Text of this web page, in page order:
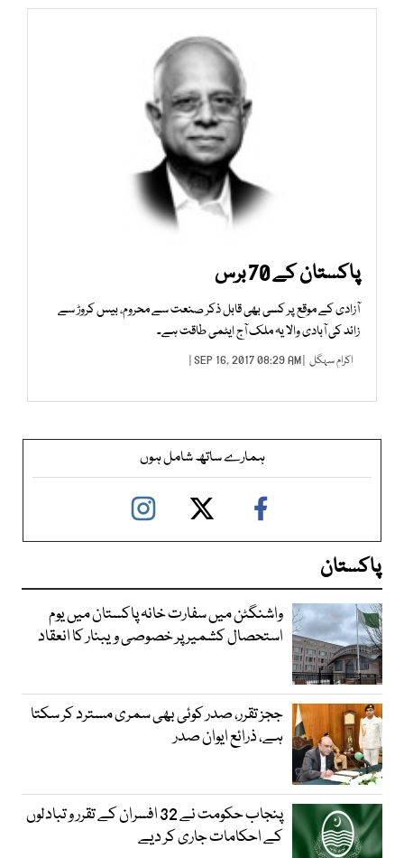
پاکستان کے 70 برس
آزادی کے موقع پر کسی بھی قابل ذکر صنعت سے محروم، بیس کروڑ سے
زائد کی آبادی والا یہ ملک آج ایٹمی طاقت ہے۔
اکرام سہگل | SEP 16, 2017 08:29 AM |
ہمارے ساتھ شامل ہوں
پاکستان
واشنگٹن میں سفارت خانہ پاکستان میں یوم
استحصال کشمیر پر خصوصی ویبنار کا انعقاد
ججز تقرر، صدر کوئی بھی سمری مسترد کر سکتا
ہے، ذرائع ایوان صدر
پنجاب حکومت نے 32 افسران کے تقرر و تبادلوں
کے احکامات جاری کر دیے